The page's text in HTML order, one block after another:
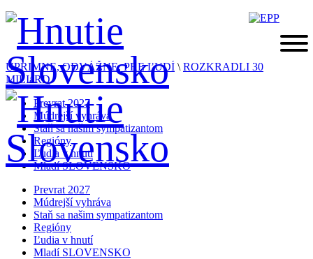
ÚPRIMNE, ODVÁŽNE, PRE ĽUDÍ \ ROZKRADLI 30
MILIáRD
Prevrat 2027
Múdrejší vyhráva
Staň sa našim sympatizantom
Regióny
Ľudia v hnutí
Mladí SLOVENSKO
Prevrat 2027
Múdrejší vyhráva
Staň sa našim sympatizantom
Regióny
Ľudia v hnutí
Mladí SLOVENSKO